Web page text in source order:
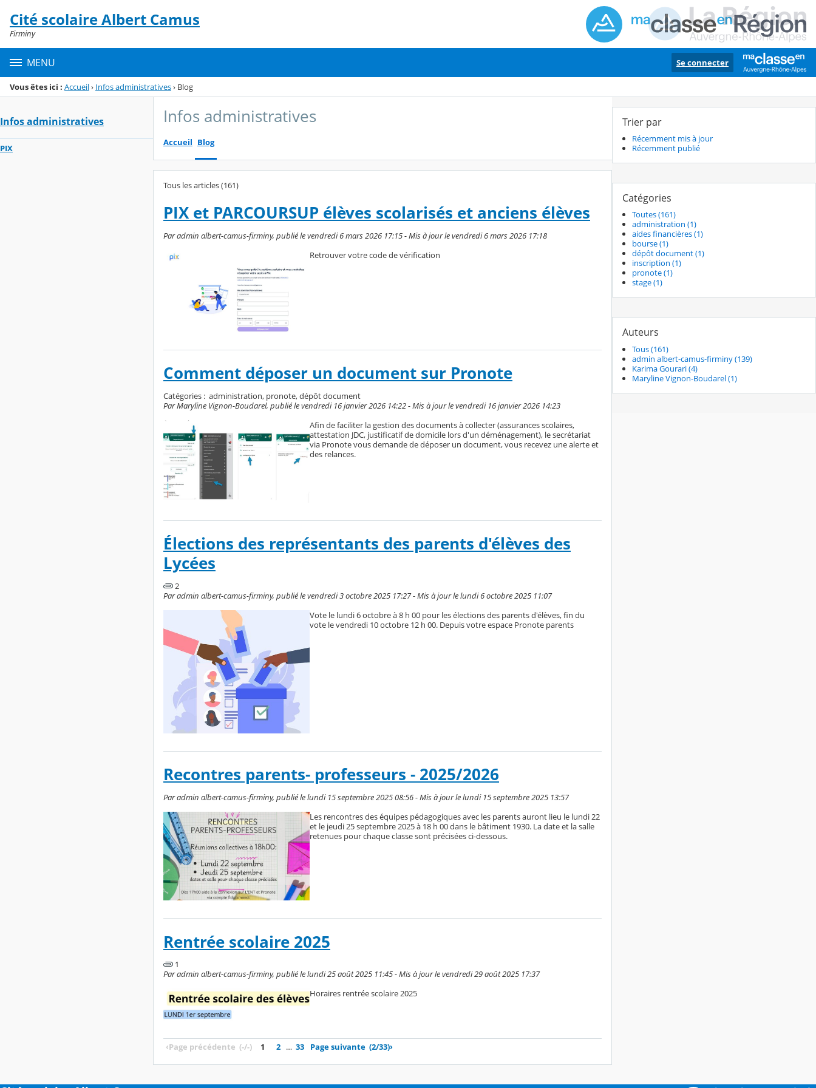
Menu de la rubrique
Contenu
Cité scolaire Albert Camus
Firminy
MENU Se connecter
Vous êtes ici : Accueil› Infos administratives› Blog
Infos administratives
PIX
Infos administratives
Accueil Blog
Tous les articles (161)
PIX et PARCOURSUP élèves scolarisés et anciens élèves
Par admin albert-camus-firminy, publié le vendredi 6 mars 2026 17:15 - Mis à jour le vendredi 6 mars 2026 17:18
Retrouver votre code de vérification
Comment déposer un document sur Pronote
Catégories : administration, pronote, dépôt document
Par Maryline Vignon-Boudarel, publié le vendredi 16 janvier 2026 14:22 - Mis à jour le vendredi 16 janvier 2026 14:23
Afin de faciliter la gestion des documents à collecter (assurances scolaires,
attestation JDC, justificatif de domicile lors d'un déménagement), le secrétariat
via Pronote vous demande de déposer un document, vous recevez une alerte et
des relances.
Élections des représentants des parents d'élèves des
Lycées
2
Par admin albert-camus-firminy, publié le vendredi 3 octobre 2025 17:27 - Mis à jour le lundi 6 octobre 2025 11:07
Vote le lundi 6 octobre à 8 h 00 pour les élections des parents d'élèves, fin du
vote le vendredi 10 octobre 12 h 00. Depuis votre espace Pronote parents
Recontres parents- professeurs - 2025/2026
Par admin albert-camus-firminy, publié le lundi 15 septembre 2025 08:56 - Mis à jour le lundi 15 septembre 2025 13:57
Les rencontres des équipes pédagogiques avec les parents auront lieu le lundi 22
et le jeudi 25 septembre 2025 à 18 h 00 dans le bâtiment 1930. La date et la salle
retenues pour chaque classe sont précisées ci-dessous.
Rentrée scolaire 2025
1
Par admin albert-camus-firminy, publié le lundi 25 août 2025 11:45 - Mis à jour le vendredi 29 août 2025 17:37
Horaires rentrée scolaire 2025
‹Page précédente (-/-) 1 2 … 33 Page suivante (2/33)›
Trier par
Récemment mis à jour
Récemment publié
Catégories
Toutes (161)
administration (1)
aides financières (1)
bourse (1)
dépôt document (1)
inscription (1)
pronote (1)
stage (1)
Auteurs
Tous (161)
admin albert-camus-firminy (139)
Karima Gourari (4)
Maryline Vignon-Boudarel (1)